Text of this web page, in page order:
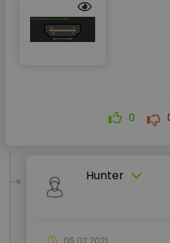
0
Hunter
05.02.2021